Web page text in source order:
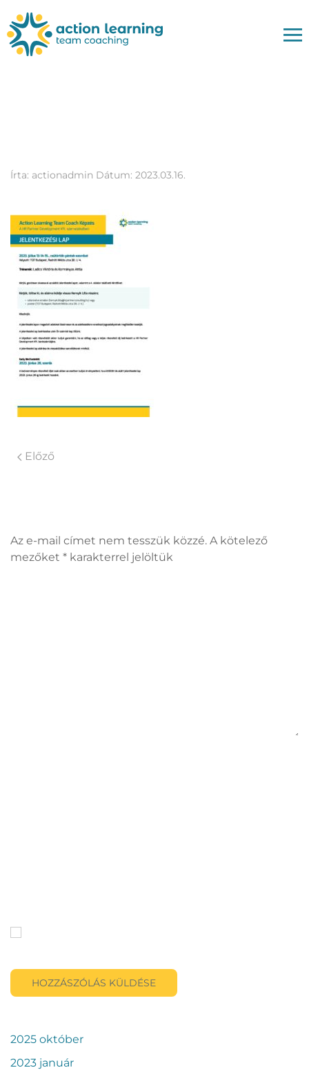
Írta: actionadmin Dátum: 2023.03.16.
Előző
Az e-mail címet nem tesszük közzé. A kötelező
mezőket * karakterrel jelöltük
HOZZÁSZÓLÁS KÜLDÉSE
2025 október
2023 január